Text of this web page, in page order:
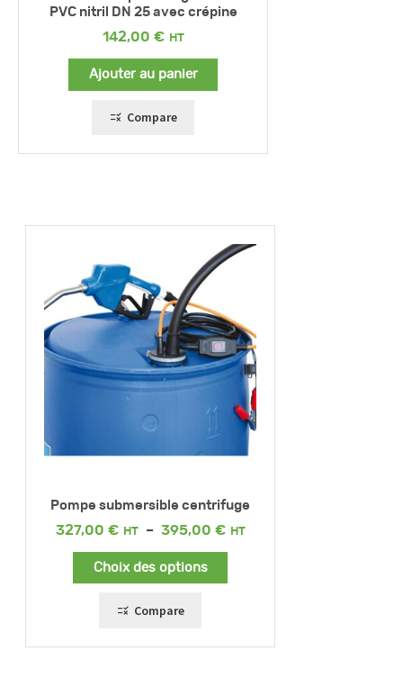
PVC nitril DN 25 avec crépine
142,00 €
Ajouter au panier
Compare
Pompe submersible centrifuge
327,00 € – 395,00 €
Plage
Choix des options
Compare